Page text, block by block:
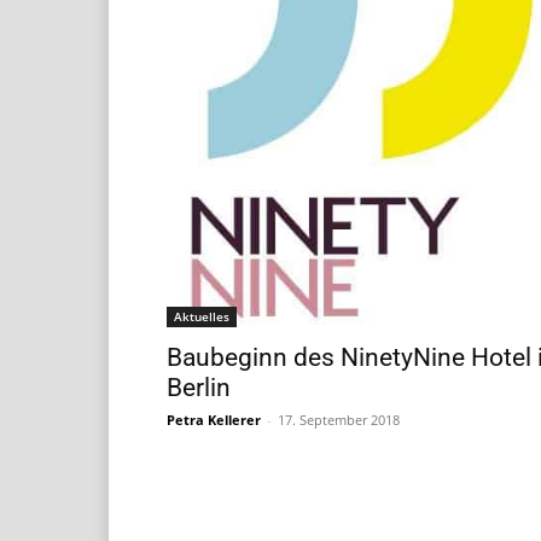
Aktuelles
Baubeginn des NinetyNine Hotel
Berlin
Petra Kellerer - 17. September 2018